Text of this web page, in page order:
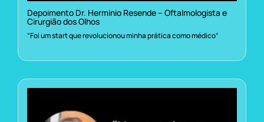
Depoimento Dr. Herminio Resende – Oftalmologista e
Cirurgião dos Olhos
“Foi um start que revolucionou minha prática como médico”